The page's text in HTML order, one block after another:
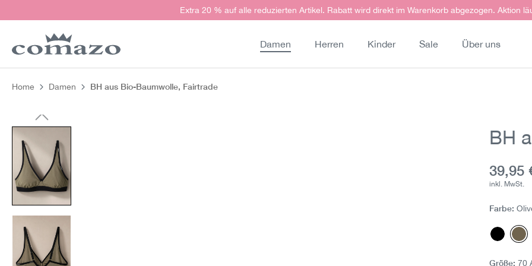
Zur Hauptnavigation springenExtra 20 % auf alle reduzierten Artikel. Rabatt wird direkt im Warenkorb abgezogen. Aktion
Damen Herren Kinder Sale Über uns
Home Damen BH aus Bio-Baumwolle, Fairtrade
Bildergalerie überspringen BH
39,95
inkl. MwSt.
Farbe:
Größe: